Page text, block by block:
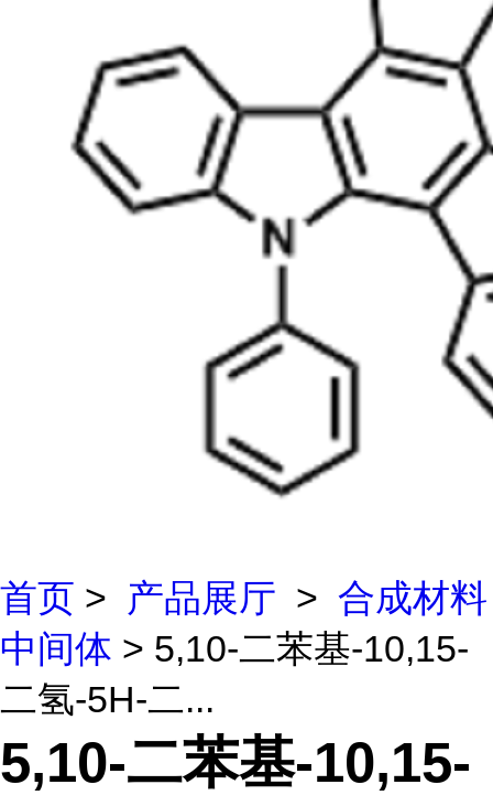
首页 > 产品展厅 > 合成材料
中间体 > 5,10-二苯基-10,15-
二氢-5H-二...
5,10-二苯基-10,15-